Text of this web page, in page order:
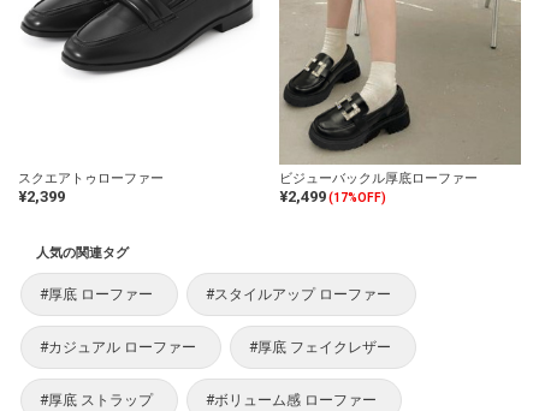
スクエアトゥローファー
¥2,399
ビジューバックル厚底ローファー
¥2,499(17%OFF)
人気の関連タグ
#厚底 ローファー #スタイルアップ ローファー
#カジュアル ローファー #厚底 フェイクレザー
#厚底 ストラップ #ボリューム感 ローファー